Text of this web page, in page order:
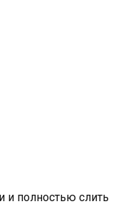
и полностью слить